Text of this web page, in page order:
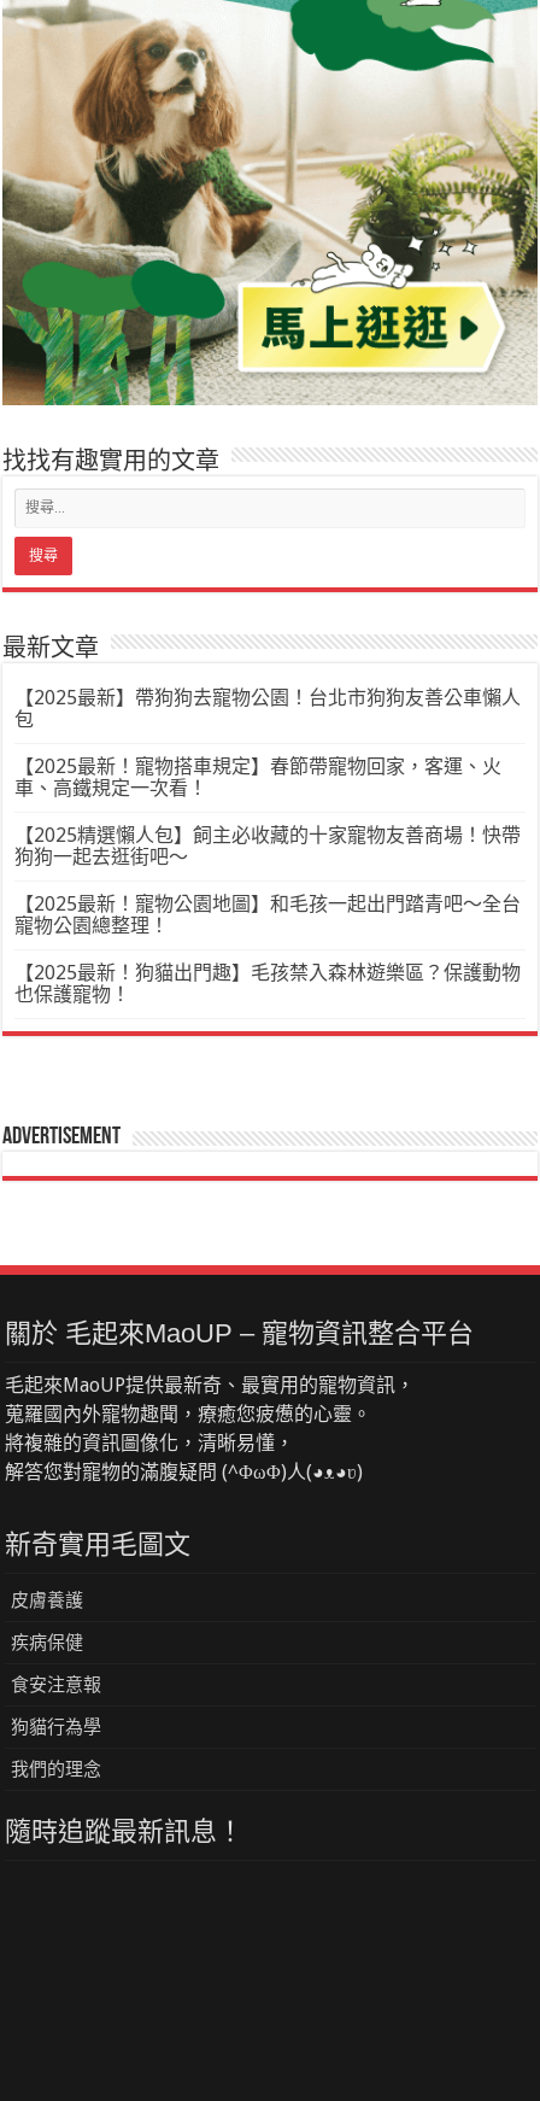
找找有趣實用的文章
最新文章
【2025最新】帶狗狗去寵物公園！台北市狗狗友善公車懶人
包
【2025最新！寵物搭車規定】春節帶寵物回家，客運、火
車、高鐵規定一次看！
【2025精選懶人包】飼主必收藏的十家寵物友善商場！快帶
狗狗一起去逛街吧～
【2025最新！寵物公園地圖】和毛孩一起出門踏青吧～全台
寵物公園總整理！
【2025最新！狗貓出門趣】毛孩禁入森林遊樂區？保護動物
也保護寵物！
Advertisement
關於 毛起來MaoUP – 寵物資訊整合平台
毛起來MaoUP提供最新奇、最實用的寵物資訊，
蒐羅國內外寵物趣聞，療癒您疲憊的心靈。
將複雜的資訊圖像化，清晰易懂，
解答您對寵物的滿腹疑問 (^ΦωΦ)人(◕ᴥ◕ʋ)
新奇實用毛圖文
皮膚養護
疾病保健
食安注意報
狗貓行為學
我們的理念
隨時追蹤最新訊息！